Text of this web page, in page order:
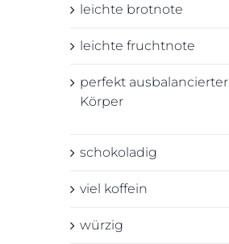
leichte brotnote
leichte fruchtnote
perfekt ausbalancierter
Körper
schokoladig
viel koffein
würzig